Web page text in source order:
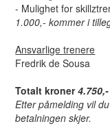
- Mulighet for
1.000,- kommer i
Ansvarlige trenere
Fredrik de Sousa
Totalt kroner4.750,-
Etter påmelding vil
betalningen skjer.